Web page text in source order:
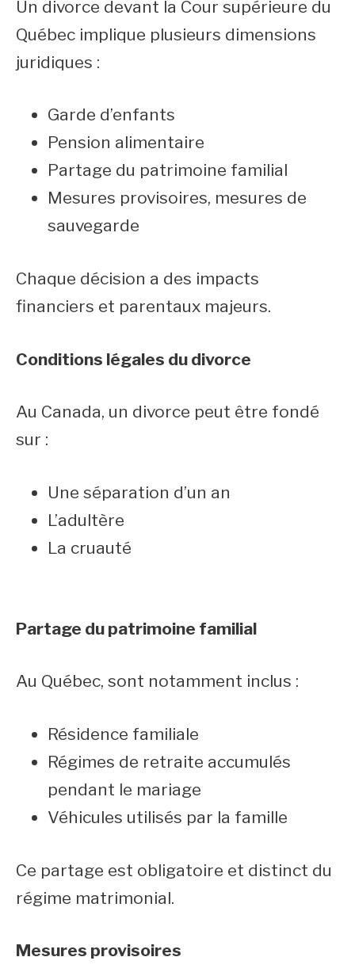
Un divorce devant la Cour supérieure du
Québec implique plusieurs dimensions
juridiques :
Garde d’enfants
Pension alimentaire
Partage du patrimoine familial
Mesures provisoires, mesures de
sauvegarde
Chaque décision a des impacts
financiers et parentaux majeurs.
Conditions légales du divorce
Au Canada, un divorce peut être fondé
sur :
Une séparation d’un an
L’adultère
La cruauté
Partage du patrimoine familial
Au Québec, sont notamment inclus :
Résidence familiale
Régimes de retraite accumulés
pendant le mariage
Véhicules utilisés par la famille
Ce partage est obligatoire et distinct du
régime matrimonial.
Mesures provisoires